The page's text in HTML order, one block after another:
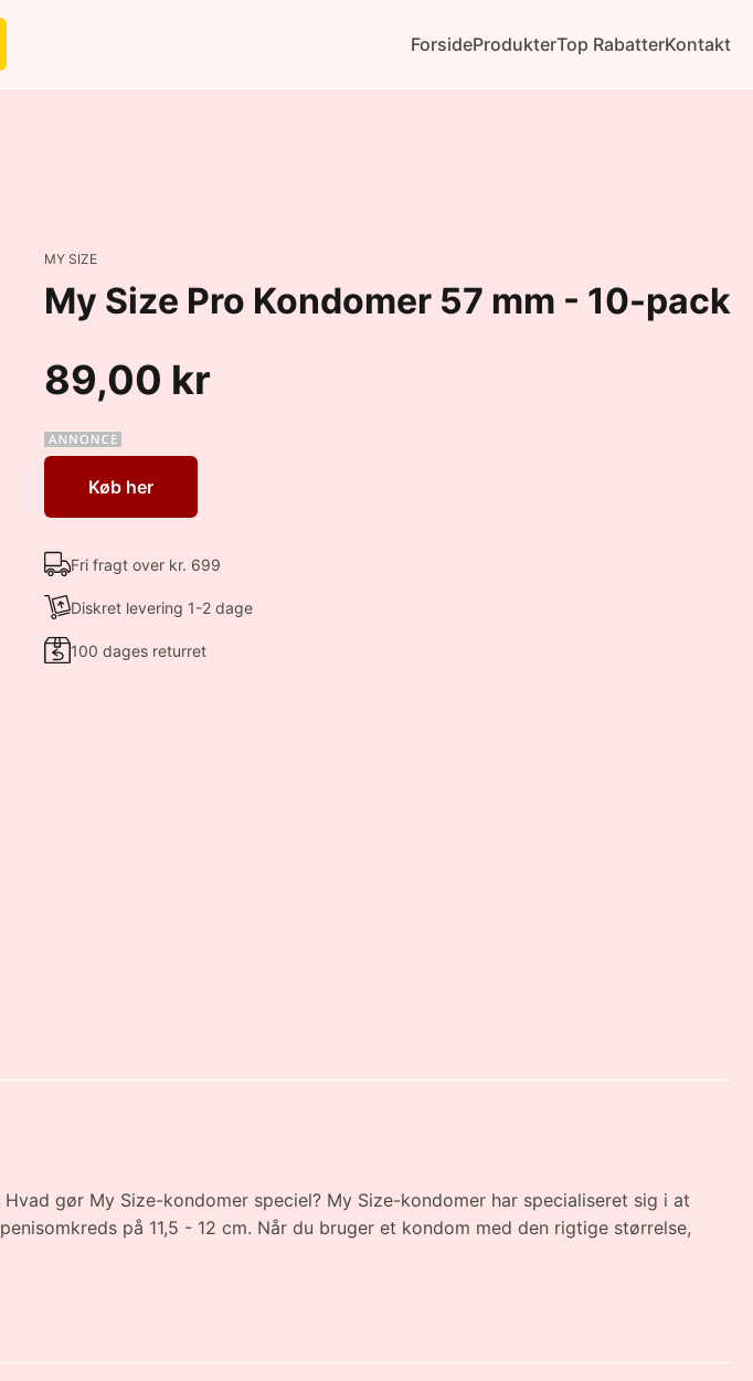
ForsideProdukterTop RabatterKontakt
MY SIZE
My Size Pro Kondomer 57 mm - 10-pack
89,00 kr
Køb her
Fri fragt over kr. 699
Diskret levering 1-2 dage
100 dages returret
gør My Size-kondomer speciel? My Size-kondomer har specialiseret sig i at
på 11,5 - 12 cm. Når du bruger et kondom med den rigtige størrelse,